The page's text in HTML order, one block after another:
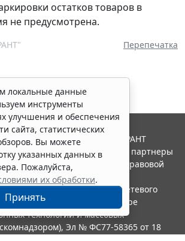
остатков товаров в
не предусмотрена.
Перепечатка
локальные данные
инструменты
улучшения и обеспечения
сайта, статистических
Вы можете
указанных данных в
Пожалуйста,
их обработки.
Принять
СЕРВИС", 2026. Система ГАРАНТ
года. Компания "Гарант" и ее партнеры
Российской ассоциации правовой
в качестве сетевого
службой по надзору в сфере
технологий и массовых
Эл № ФС77-58365 от 18